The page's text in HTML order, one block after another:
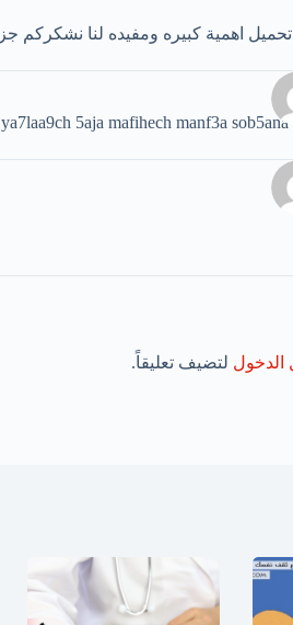
تحميل اهمية كبيره ومفيده لنا نشكركم
5aja mafihech manf3a sob5ana
لتضيف تعليقاً.